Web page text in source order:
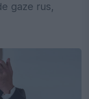
gaze rus,